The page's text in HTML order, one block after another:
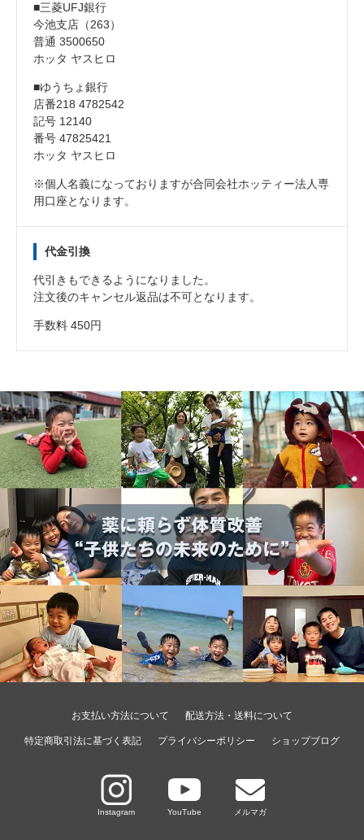
■三菱UFJ銀行
今池支店（263）
普通 3500650
ホッタ ヤスヒロ
■ゆうちょ銀行
店番218 4782542
記号 12140
番号 47825421
ホッタ ヤスヒロ
※個人名義になっておりますが合同会社ホッティー法人専
用口座となります。
代金引換
代引きもできるようになりました。
注文後のキャンセル返品は不可となります。
手数料 450円
お支払い方法について 配送方法・送料について
特定商取引法に基づく表記 プライバシーポリシー ショップブログ
Instagram YouTube メルマガ